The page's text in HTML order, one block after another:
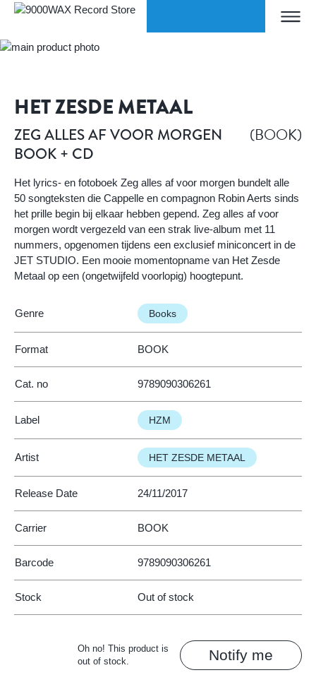
SHIPPING
Skip to Content
HET ZESDE METAAL
ZEG ALLES AF VOOR MORGEN
BOOK + CD
(BOOK)
Het lyrics- en fotoboek Zeg alles af voor morgen bundelt alle
50 songteksten die Cappelle en compagnon Robin Aerts sinds
het prille begin bij elkaar hebben gepend. Zeg alles af voor
morgen wordt vergezeld van een strak live-album met 11
nummers, opgenomen tijdens een exclusief miniconcert in de
JET STUDIO. Een mooie momentopname van Het Zesde
Metaal op een (ongetwijfeld voorlopig) hoogtepunt.
Genre Books
Format BOOK
Cat. no 9789090306261
Label HZM
Artist HET ZESDE METAAL
Release Date 24/11/2017
Carrier BOOK
Barcode 9789090306261
Stock Out of stock
Oh no! This product is
out of stock.
Notify me